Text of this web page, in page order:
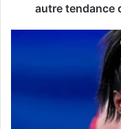
autre tendance